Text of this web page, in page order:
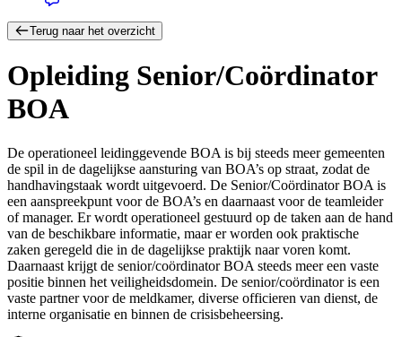
Terug naar het overzicht
Opleiding Senior/Coördinator
BOA
De operationeel leidinggevende BOA is bij steeds meer gemeenten
de spil in de dagelijkse aansturing van BOA’s op straat, zodat de
handhavingstaak wordt uitgevoerd. De Senior/Coördinator BOA is
een aanspreekpunt voor de BOA’s en daarnaast voor de teamleider
of manager. Er wordt operationeel gestuurd op de taken aan de hand
van de beschikbare informatie, maar er worden ook praktische
zaken geregeld die in de dagelijkse praktijk naar voren komt.
Daarnaast krijgt de senior/coördinator BOA steeds meer een vaste
positie binnen het veiligheidsdomein. De senior/coördinator is een
vaste partner voor de meldkamer, diverse officieren van dienst, de
interne organisatie en binnen de crisisbeheersing.